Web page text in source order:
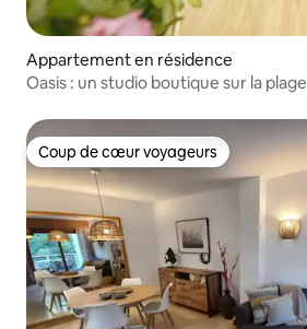
Appartement en résidence
Oasis : un studio boutique sur la plage
Coup de cœur voyageurs
Coup de cœur voyageurs